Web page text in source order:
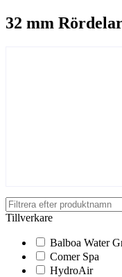
32 mm
Tillverkare
Balboa Water
Comer Spa
HydroAir